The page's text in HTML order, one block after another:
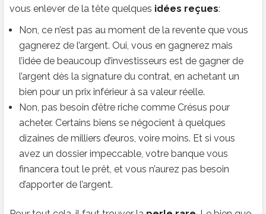
vous enlever de la tête quelques idées reçues:
Non, ce n’est pas au moment de la revente que vous
gagnerez de l’argent. Oui, vous en gagnerez mais
l’idée de beaucoup d’investisseurs est de gagner de
l’argent dès la signature du contrat, en achetant un
bien pour un prix inférieur à sa valeur réelle.
Non, pas besoin d’être riche comme Crésus pour
acheter. Certains biens se négocient à quelques
dizaines de milliers d’euros, voire moins. Et si vous
avez un dossier impeccable, votre banque vous
financera tout le prêt, et vous n’aurez pas besoin
d’apporter de l’argent.